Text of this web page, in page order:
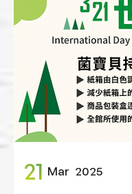
21 Mar 2025